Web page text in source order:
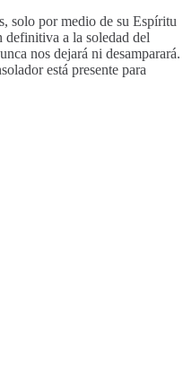
solo por medio de su Espíritu
definitiva a la soledad del
nos dejará ni desamparará.
está presente para